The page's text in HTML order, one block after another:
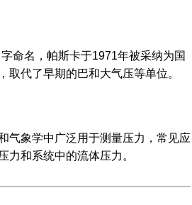
命名，帕斯卡于1971年被采纳为国
取代了早期的巴和大气压等单位。
气象学中广泛用于测量压力，常见应
力和系统中的流体压力。